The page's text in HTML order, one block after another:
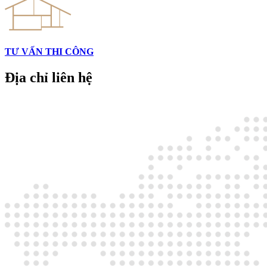
TƯ VẤN THI CÔNG
Địa chỉ liên hệ